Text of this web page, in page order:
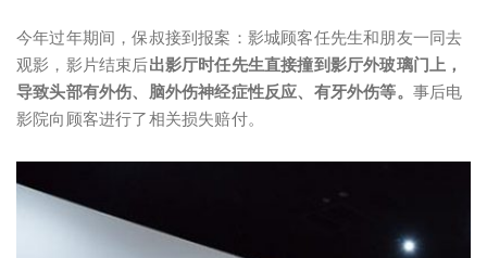
今年过年期间，保叔接到报案：影城顾客任先生和朋友一同去
观影，影片结束后出影厅时任先生直接撞到影厅外玻璃门上 ，
导致头部有外伤、脑外伤神经症性反应、有牙外伤等。 事后电
影院向顾客进行了相关损失赔付。